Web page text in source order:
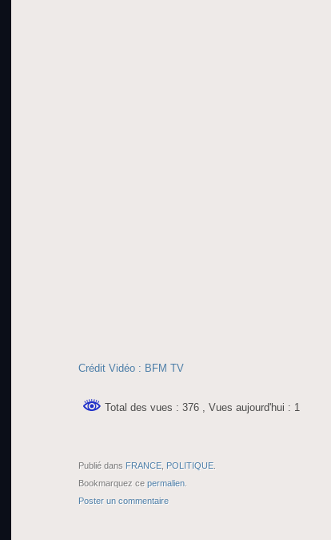
Crédit Vidéo : BFM TV
Total des vues : 376 , Vues aujourd'hui : 1
Publié dans FRANCE POLITIQUE
Bookmarquez ce permalien
Poster un commentaire